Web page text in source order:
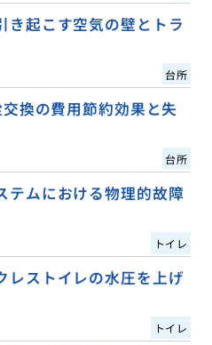
き起こす空気の壁とトラ
台所
換の費用節約効果と失
台所
テムにおける物理的故障
トイレ
レストイレの水圧を上げ
トイレ